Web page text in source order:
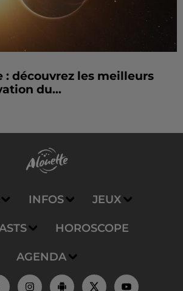
: découvrez les meilleurs
du...
INFOS JEUX
HOROSCOPE
AGENDA